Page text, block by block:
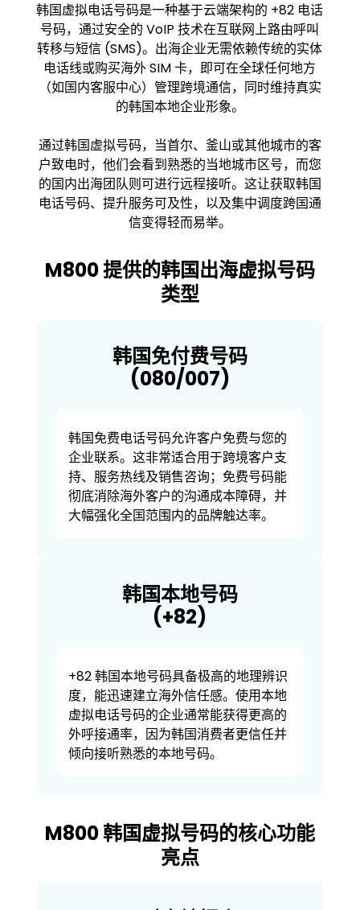
韩国虚拟电话号码是一种基于云端架构的 +82 电话
号码，通过安全的 VoIP 技术在互联网上路由呼叫
转移与短信 (SMS)。出海企业无需依赖传统的实体
电话线或购买海外 SIM 卡，即可在全球任何地方
（如国内客服中心）管理跨境通信，同时维持真实
的韩国本地企业形象。
通过韩国虚拟号码，当首尔、釜山或其他城市的客
户致电时，他们会看到熟悉的当地城市区号，而您
的国内出海团队则可进行远程接听。这让获取韩国
电话号码、提升服务可及性，以及集中调度跨国通
信变得轻而易举。
M800 提供的韩国出海虚拟号码
类型
韩国免付费号码
(080/007)
韩国免费电话号码允许客户免费与您的
企业联系。这非常适合用于跨境客户支
持、服务热线及销售咨询；免费号码能
彻底消除海外客户的沟通成本障碍，并
大幅强化全国范围内的品牌触达率。
韩国本地号码
(+82)
+82 韩国本地号码具备极高的地理辨识
度，能迅速建立海外信任感。使用本地
虚拟电话号码的企业通常能获得更高的
外呼接通率，因为韩国消费者更信任并
倾向接听熟悉的本地号码。
M800 韩国虚拟号码的核心功能
亮点